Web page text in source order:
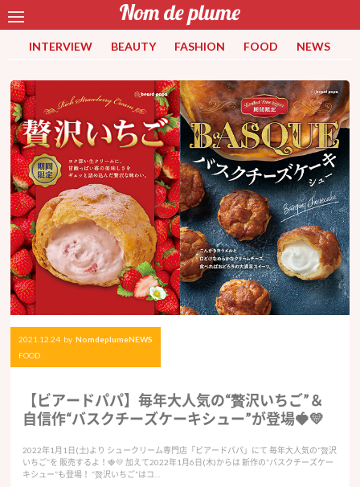
INTERVIEW BEAUTY FASHION FOOD NEWS
2021.12.24 by NomdeplumeNEWS
FOOD
【ビアードパパ】毎年大人気の“贅沢いちご”＆
自信作“バスクチーズケーキシュー”が登場🍓💛
2022年1月1日(土)より シュークリーム専門店「ビアードパパ」にて 毎年大人気の“贅沢
いちご”を 販売するよ！🍓💛 加えて2022年1月6日(木)からは 新作の“バスクチーズケー
キシュー”も登場！ “贅沢いちご”はコ…